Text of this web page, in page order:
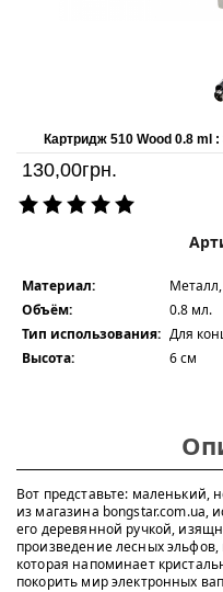
Картридж 510 Wood 0.8 ml
130,00грн.
Материал:
Объём:
0.8 мл.
Тип использования: Для
Высота:
6 см
Вот представьте: маленький,
из магазина bongstar.com.ua,
его деревянной ручкой,
произведение лесных
которая напоминает
покорить мир электронных